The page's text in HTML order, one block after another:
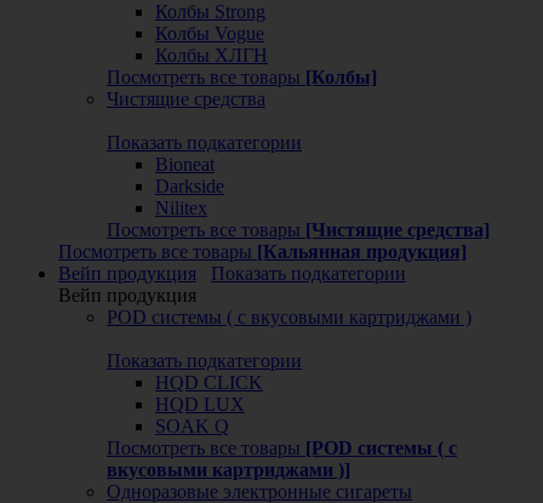
Колбы Strong
Колбы Vogue
Колбы ХЛГН
Посмотреть все товары [Колбы]
Чистящие средства
Показать подкатегории
Bioneat
Darkside
Nilitex
Посмотреть все товары [Чистящие средства]
Посмотреть все товары [Кальянная продукция]
Вейп продукция
Показать подкатегории
Вейп продукция
POD системы ( с вкусовыми картриджами )
Показать подкатегории
HQD CLICK
HQD LUX
SOAK Q
Посмотреть все товары [POD системы ( с
вкусовыми картриджами )]
Одноразовые электронные сигареты